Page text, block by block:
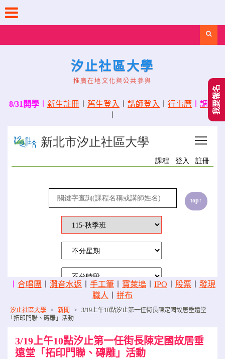
content
汐止社區大學
推廣在地文化與公共參與
8/31開學 新生註冊 舊生登入 講師登入 行事曆
調課
合唱團 灘音水返 手工筆 寶萊塢 IPO 股票
發現
職人
拼布
汐止社區大學 > 新聞 >
3/19上午10點汐止第一任街長陳定國故居垂遠堂
「拓印門聯、磚雕」活動
3/19上午10點汐止第一任街長陳定國故居垂
遠堂「拓印門聯、磚雕」活動
我要報名